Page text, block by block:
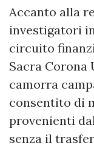
Accanto alla
investigatori
circuito
Sacra Corona
camorra
consentito di
provenienti
senza il